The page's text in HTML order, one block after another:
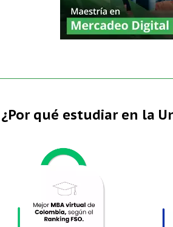
¿Por qué estudiar en la